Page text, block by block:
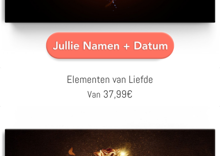
Elementen van Liefde
Van 37,99€